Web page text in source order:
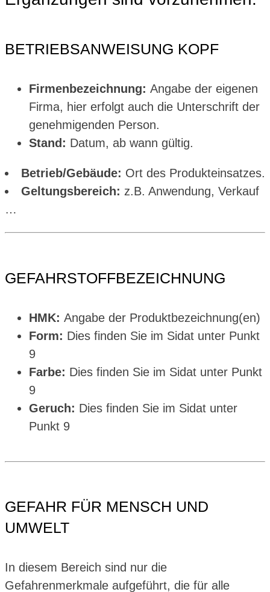
BETRIEBSANWEISUNG KOPF
Firmenbezeichnung: Angabe der eigenen
Firma, hier erfolgt auch die Unterschrift der
genehmigenden Person.
Stand: Datum, ab wann gültig.
Betrieb/Gebäude: Ort des Produkteinsatzes.
Geltungsbereich: z.B. Anwendung, Verkauf
…
GEFAHRSTOFFBEZEICHNUNG
HMK: Angabe der Produktbezeichnung(en)
Form: Dies finden Sie im Sidat unter Punkt
9
Farbe: Dies finden Sie im Sidat unter Punkt
9
Geruch: Dies finden Sie im Sidat unter
Punkt 9
GEFAHR FÜR MENSCH UND
UMWELT
In diesem Bereich sind nur die
Gefahrenmerkmale aufgeführt, die für alle